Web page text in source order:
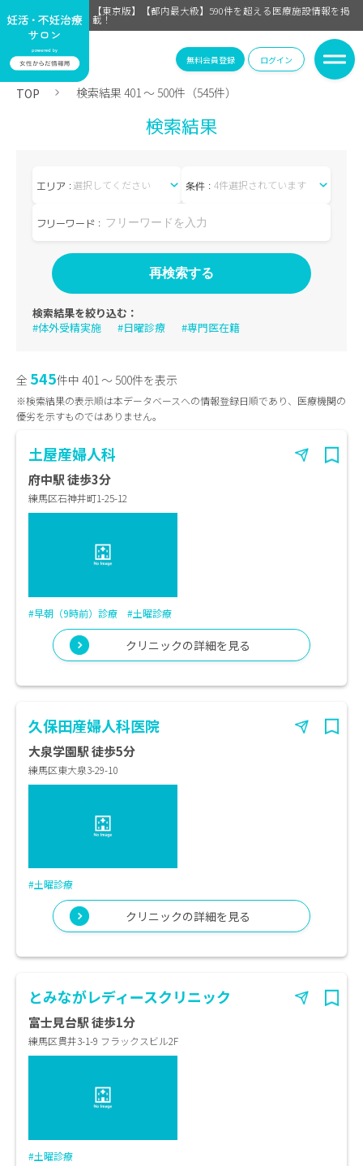
【東京版】【都内最大級】590件を超える医療施設情報を掲
載！
無料会員登録 ログイン
TOP 検索結果 401 〜 500件（545件）
検索結果
エリア：選択してください 条件：4件選択されています
フリーワード：
検索結果を絞り込む：
#体外受精実施
#日曜診療 #専門医在籍
全 545件中 401 〜 500件を表示
※検索結果の表示順は本データベースへの情報登録日順であり、医療機関の
優劣を示すものではありません。
土屋産婦人科
府中駅 徒歩3分
練馬区石神井町1-25-12
#早朝（9時前）診療 #土曜診療
クリニックの詳細を見る
久保田産婦人科医院
大泉学園駅 徒歩5分
練馬区東大泉3-29-10
#土曜診療
クリニックの詳細を見る
とみながレディースクリニック
富士見台駅 徒歩1分
練馬区貫井3-1-9 フラックスビル2F
#土曜診療